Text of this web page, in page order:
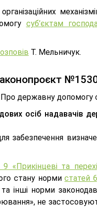
суб’єктам
Т. Мельничук.
державну допомогу
осіб надавачів
забезпечення
9 «Прикінцеві та
стану нормистатей
та інші норми
не